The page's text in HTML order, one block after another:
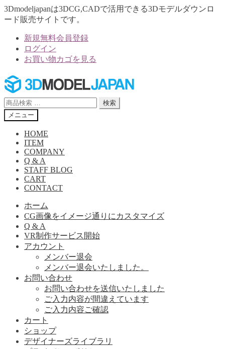
3Dmodeljapanは3DCG,CADで活用できる3Dモデルダウンロ
ード販売サイトです。
新規無料会員登録
ログイン
お買い物カゴを見る
ナ
ビ
ゲ
ー
シ
コ
ン
テ
ン
ツ
検
索
対
検索
メニュー
HOME
ITEM
COMPANY
Q & A
STAFF BLOG
CART
CONTACT
ホーム
CG画像をイメージ通りにカスタマイズ
Q & A
VR制作サービス開始
アカウント
メンバー退会
メンバー退会いたしました。
お問い合わせ
お問い合わせを送信いたしました
ご入力内容が間違えています
ご入力内容ご確認
カート
ショップ
デザイナーズライブラリ